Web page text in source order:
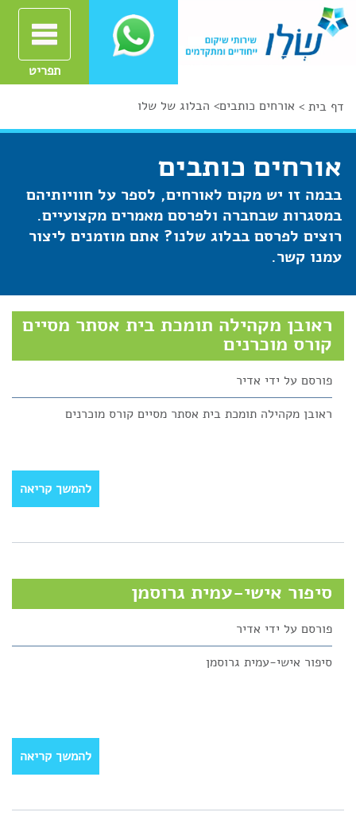
תפריט
דף בית > אורחים כותבים> הבלוג של שלו
אורחים כותבים
בבמה זו יש מקום לאורחים, לספר על חוויותיהם
במסגרות שבחברה ולפרסם מאמרים מקצועיים.
רוצים לפרסם בבלוג שלנו? אתם מוזמנים ליצור
עמנו קשר.
ראובן מקהילה תומכת בית אסתר מסיים
קורס מוכרנים
פורסם על ידי אדיר
ראובן מקהילה תומכת בית אסתר מסיים קורס מוכרנים
להמשך קריאה
סיפור אישי-עמית גרוסמן
פורסם על ידי אדיר
סיפור אישי-עמית גרוסמן
להמשך קריאה